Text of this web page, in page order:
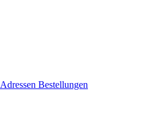
Adressen Bestellungen